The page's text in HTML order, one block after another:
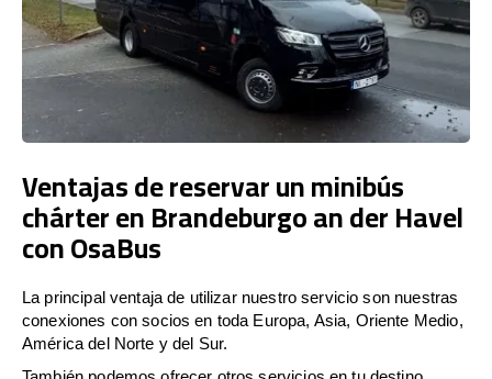
Ventajas de reservar un minibús
chárter en Brandeburgo an der Havel
con OsaBus
La principal ventaja de utilizar nuestro servicio son nuestras
conexiones con socios en toda Europa, Asia, Oriente Medio,
América del Norte y del Sur.